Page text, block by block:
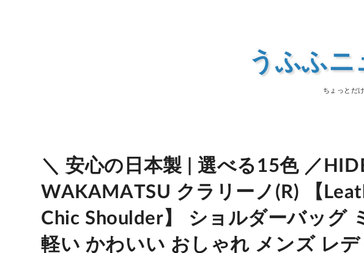
うふふ
ちょっとだ
＼ 安心の日本製 | 選べる15色 ／
WAKAMATSU クラリーノ(R) 【
Chic Shoulder】 ショルダーバッグ
軽い かわいい おしゃれ メンズ レ